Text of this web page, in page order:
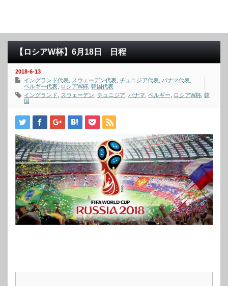
【ロシアW杯】6月18日 日程
2018-6-13
イングランド代表 スウェーデン代表 チュニジア代表 パナマ代表
ベルギー代表
ロシアW杯 韓国代表
イングランド
スウェーデン チュニジア パナマ ベルギー ロシアW杯 韓
国